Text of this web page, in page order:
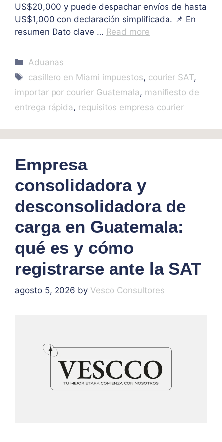
US$20,000 y puede despachar envíos de hasta
US$1,000 con declaración simplificada. 📌 En
resumen Dato clave … Read more
Categories
Aduanas
Tags
casillero en Miami impuestos, courier SAT,
importar por courier Guatemala, manifiesto de
entrega rápida, requisitos empresa courier
Empresa
consolidadora y
desconsolidadora de
carga en Guatemala:
qué es y cómo
registrarse ante la SAT
agosto 5, 2026 by Vesco Consultores